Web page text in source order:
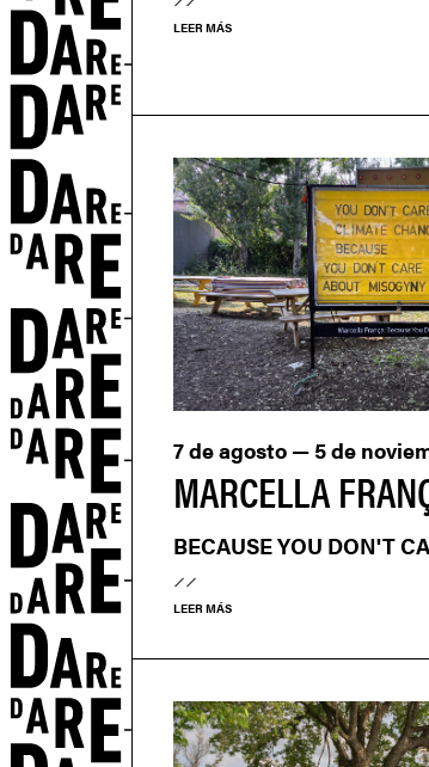
LEER MÁS
MARCELLA
7 de agosto — 5 de
BECAUSE YOU DON'T
LEER MÁS